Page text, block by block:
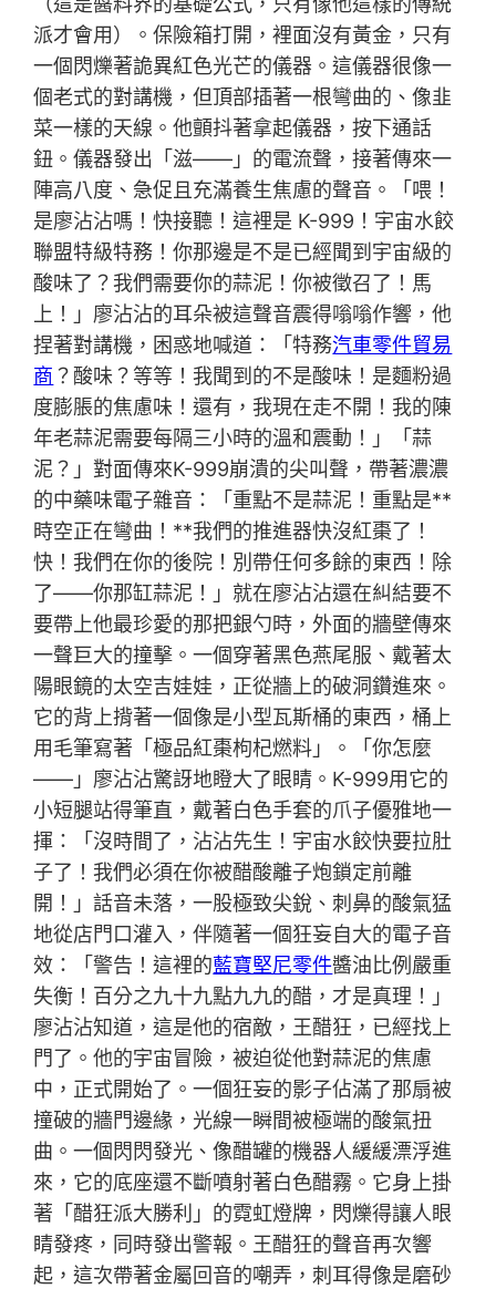
派才會用）。保險箱打開，裡面沒有黃金，只有
一個閃爍著詭異紅色光芒的儀器。這儀器很像一
個老式的對講機，但頂部插著一根彎曲的、像韭
菜一樣的天線。他顫抖著拿起儀器，按下通話
鈕。儀器發出「滋——」的電流聲，接著傳來一
陣高八度、急促且充滿養生焦慮的聲音。「喂！
是廖沾沾嗎！快接聽！這裡是 K-999！宇宙水餃
聯盟特級特務！你那邊是不是已經聞到宇宙級的
酸味了？我們需要你的蒜泥！你被徵召了！馬
上！」廖沾沾的耳朵被這聲音震得嗡嗡作響，他
捏著對講機，困惑地喊道：「特務汽車零件貿易
商 ？酸味？等等！我聞到的不是酸味！是麵粉過
度膨脹的焦慮味！還有，我現在走不開！我的陳
年老蒜泥需要每隔三小時的溫和震動！」「蒜
泥？」對面傳來K-999崩潰的尖叫聲，帶著濃濃
的中藥味電子雜音：「重點不是蒜泥！重點是**
時空正在彎曲！**我們的推進器快沒紅棗了！
快！我們在你的後院！別帶任何多餘的東西！除
了——你那缸蒜泥！」就在廖沾沾還在糾結要不
要帶上他最珍愛的那把銀勺時，外面的牆壁傳來
一聲巨大的撞擊。一個穿著黑色燕尾服、戴著太
陽眼鏡的太空吉娃娃，正從牆上的破洞鑽進來。
它的背上揹著一個像是小型瓦斯桶的東西，桶上
用毛筆寫著「極品紅棗枸杞燃料」。「你怎麼
——」廖沾沾驚訝地瞪大了眼睛。K-999用它的
小短腿站得筆直，戴著白色手套的爪子優雅地一
揮：「沒時間了，沾沾先生！宇宙水餃快要拉肚
子了！我們必須在你被醋酸離子炮鎖定前離
開！」話音未落，一股極致尖銳、刺鼻的酸氣猛
地從店門口灌入，伴隨著一個狂妄自大的電子音
效：「警告！這裡的藍寶堅尼零件醬油比例嚴重
失衡！百分之九十九點九九的醋，才是真理！」
廖沾沾知道，這是他的宿敵，王醋狂，已經找上
門了。他的宇宙冒險，被迫從他對蒜泥的焦慮
中，正式開始了。一個狂妄的影子佔滿了那扇被
撞破的牆門邊緣，光線一瞬間被極端的酸氣扭
曲。一個閃閃發光、像醋罐的機器人緩緩漂浮進
來，它的底座還不斷噴射著白色醋霧。它身上掛
著「醋狂派大勝利」的霓虹燈牌，閃爍得讓人眼
睛發疼，同時發出警報。王醋狂的聲音再次響
起，這次帶著金屬回音的嘲弄，刺耳得像是磨砂